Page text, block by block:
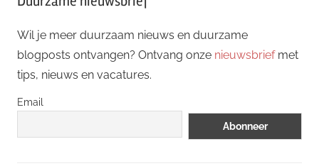
Wil je meer duurzaam nieuws en duurzame
blogposts ontvangen? Ontvang onze nieuwsbriefmet
tips, nieuws en vacatures.
Email